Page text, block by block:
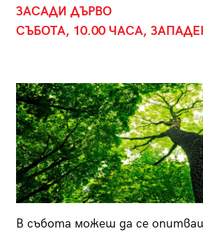
ЗАСАДИ ДЪРВО
СЪБОТА, 10.00 ЧАСА,
В събота можеш да се